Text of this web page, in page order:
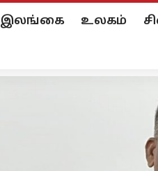
இலங்கை உலகம்